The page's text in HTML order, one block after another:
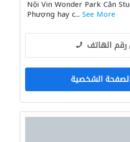
Nội Vin Wonder Park Căn
Phượng hay c... See More
الهاتف
الشخصية